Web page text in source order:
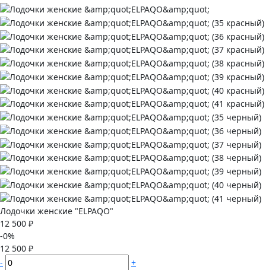
Лодочки женские "ELPAQO"
12 500 ₽
-0%
12 500 ₽
-
+